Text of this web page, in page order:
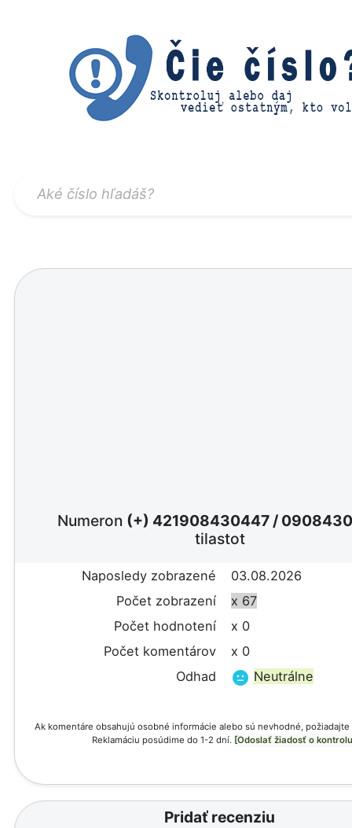
Numeron (+) 421908430447 /
tilastot
Naposledy zobrazené
03.08.2026
Počet zobrazení
x 67
Počet hodnotení
x 0
Počet komentárov
x 0
Odhad
Neutrálne
Ak komentáre obsahujú osobné informácie alebo sú nevhodné,
Reklamáciu posúdime do 1-2 dní. [Odoslať žiadosť o
Pridať recenziu